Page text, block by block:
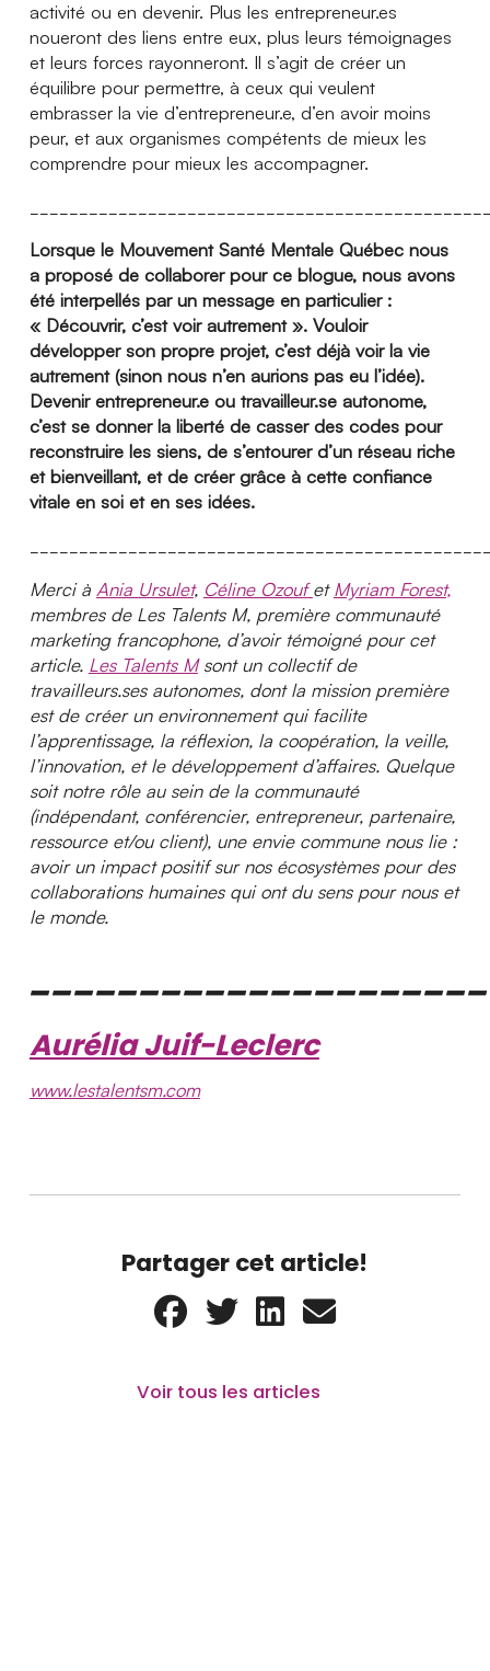
activité ou en devenir. Plus les entrepreneur.es
noueront des liens entre eux, plus leurs témoignages
et leurs forces rayonneront. Il s’agit de créer un
équilibre pour permettre, à ceux qui veulent
embrasser la vie d’entrepreneur.e, d’en avoir moins
peur, et aux organismes compétents de mieux les
comprendre pour mieux les accompagner.
Lorsque le Mouvement Santé Mentale Québec nous
a proposé de collaborer pour ce blogue, nous avons
été interpellés par un message en particulier :
« Découvrir, c’est voir autrement ». Vouloir
développer son propre projet, c’est déjà voir la vie
autrement (sinon nous n’en aurions pas eu l’idée).
Devenir entrepreneur.e ou travailleur.se autonome,
c’est se donner la liberté de casser des codes pour
reconstruire les siens, de s’entourer d’un réseau riche
et bienveillant, et de créer grâce à cette confiance
vitale en soi et en ses idées.
Merci à Ania Ursulet, Céline Ozouf etMyriam Forest,
membres de Les Talents M, première communauté
marketing francophone, d’avoir témoigné pour cet
article. Les Talents Msont un collectif de
travailleurs.ses autonomes, dont la mission première
est de créer un environnement qui facilite
l’apprentissage, la réflexion, la coopération, la veille,
l’innovation, et le développement d’affaires. Quelque
soit notre rôle au sein de la communauté
(indépendant, conférencier, entrepreneur, partenaire,
ressource et/ou client), une envie commune nous lie :
avoir un impact positif sur nos écosystèmes pour des
collaborations humaines qui ont du sens pour nous et
le monde.
Aurélia Juif-Leclerc
www.lestalentsm.com
Partager cet article!
Voir tous les articles